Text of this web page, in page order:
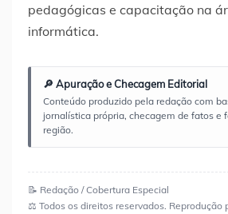
pedagógicas e capacitação na
informática.
🔎 Apuração e Checagem Editorial
Conteúdo produzido pela redação com
jornalística própria, checagem de fatos e
região.
📝 Redação / Cobertura Especial
⚖️ Todos os direitos reservados. Reprodução